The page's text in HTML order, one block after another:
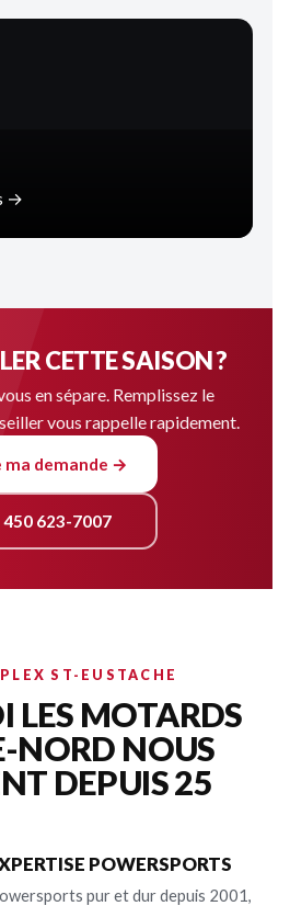
→
CETTE SAISON ?
en sépare. Remplissez le
vous rappelle rapidement.
ma demande →
623-7007
ST-EUSTACHE
LES MOTARDS
NORD NOUS
DEPUIS 25
POWERSPORTS
pur et dur depuis 2001,